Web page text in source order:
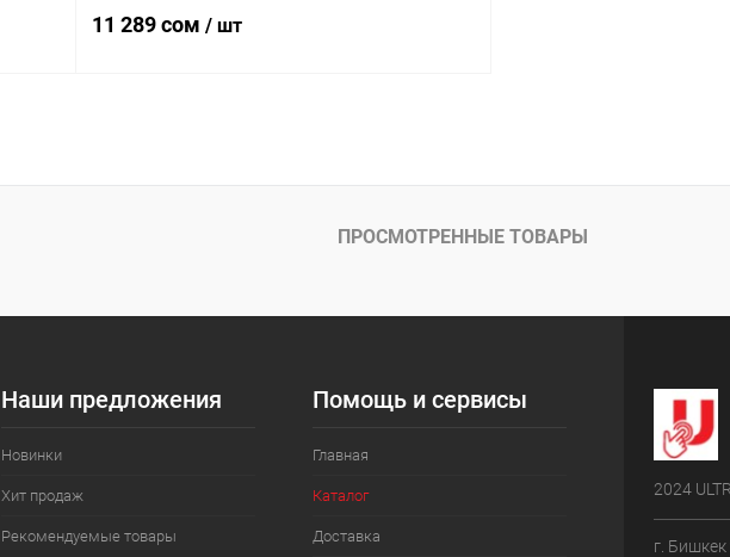
11 289 сом / шт
Купить в 1 клик Сравнение
В наличии
ПРОСМОТРЕННЫЕ ТОВАРЫ
Наши предложения
Новинки
Хит продаж
Рекомендуемые товары
Помощь и сервисы
Главная
Каталог
Доставка
2024
г.